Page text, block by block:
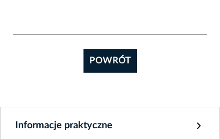
POWRÓT
Informacje praktyczne